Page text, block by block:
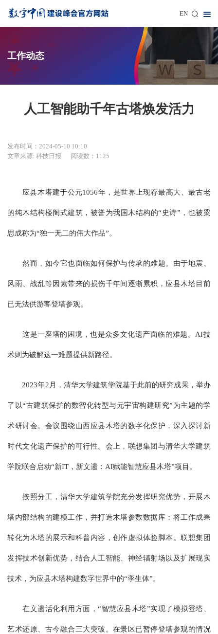
EN
工作动态
人工智能助千年古塔焕发活力
发布时间：2024-05-10 10:10
文章来源: 科技日报
阅读数：1125
应县木塔建于公元1056年，是世界上现存最高大、最古老
的纯木结构楼阁式建筑，被誉为我国木结构的“史诗”，也被梁
思成称为“独一无二的伟大作品”。
然而，如今它也面临如何保护与传承的难题。由于地震、
风雨、战乱等因素带来的损伤千年间逐渐累积，应县木塔目前
已无法供游客登塔参观。
这是一座塔的困境，也是众多文化遗产面临的难题。AI技
术则为破解这一难题提供新路径。
2023年2月，清华大学建筑学院基于此前的研究成果，举办
了以“古建筑保护的数智化转型与元宇宙构建研究”为主题的学
术研讨会。会议围绕山西应县木塔的数字化保护，深入探讨新
时代文化遗产保护的可行性。会上，联想集团与清华大学建筑
学院联合启动“新IT，新文遗：AI赋能智慧应县木塔”项目。
按照分工，清华大学建筑学院充分发挥研究优势，开展木
塔内部结构的建模工作，并打造木塔参数数据库；将工作成果
转化为木塔的展示和科普内容，创作虚拟体验脚本。联想集团
发挥技术创新优势，结合人工智能、神经辐射场以及扩展现实
技术，为应县木塔构建数字世界中的“孪生体”。
在文遗活化利用方面，“智慧应县木塔”实现了模拟登塔、
艺术还原、古今融合三大突破。在景区已暂停登塔参观的情况